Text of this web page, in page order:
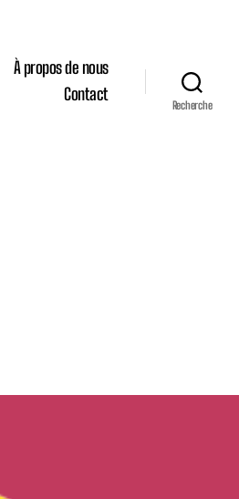
À propos de nous
Contact
Recherche